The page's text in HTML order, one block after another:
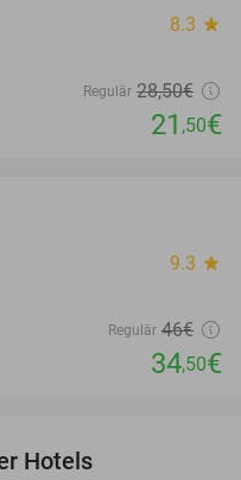
8.3 star
Regulär 28,50€
21 ,50€
9.3 star
Regulär 46€
34,50€
Hotels